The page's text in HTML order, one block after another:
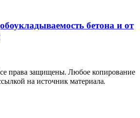
бетона и от
права защищены. Любое копирование
на источник материала.